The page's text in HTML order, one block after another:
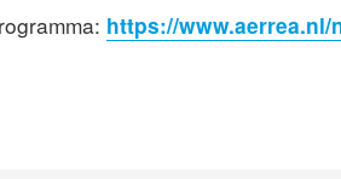
https://